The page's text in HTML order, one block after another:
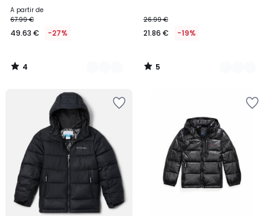
A partir de
67.99 €
49.63 € -27%
4
/
26.99 €
21.86 € -19%
5
/